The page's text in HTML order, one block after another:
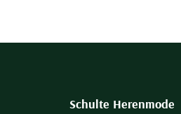
Schulte Herenmode